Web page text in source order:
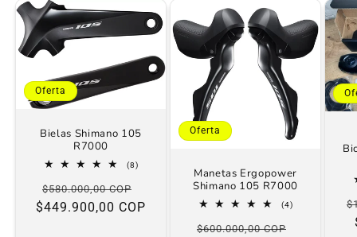
Oferta
Bielas Shimano 105
R7000
(8)8
Precio
habitual
$580.000,00 COP
de
$449.900,00 COP
Oferta
Manetas Ergopower
Shimano 105 R7000
(4)4
Precio
$600.000,00 COP